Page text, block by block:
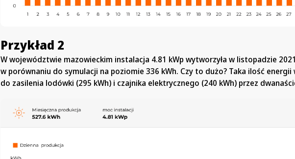
Przykład 2
W województwie mazowieckim instalacja 4.81 kWp wytworzyła w listopadzie
w porównaniu do symulacji na poziomie 336 kWh. Czy to dużo? Taka ilość energii
do zasilenia lodówki (295 kWh) i czajnika elektrycznego (240 kWh) przez